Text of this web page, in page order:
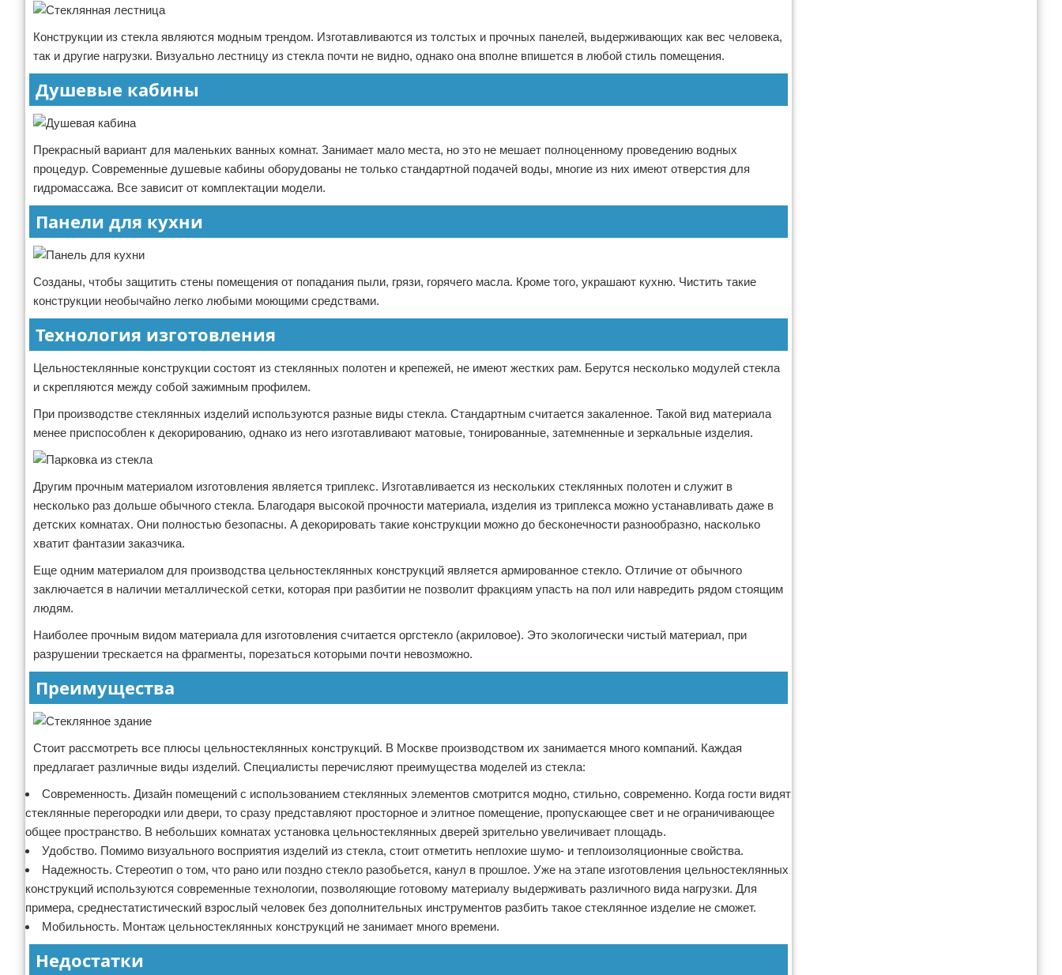
Конструкции из стекла являются модным трендом. Изготавливаются из толстых и прочных панелей, выдерживающих как вес человека,
так и другие нагрузки. Визуально лестницу из стекла почти не видно, однако она вполне впишется в любой стиль помещения.
Душевые кабины
Прекрасный вариант для маленьких ванных комнат. Занимает мало места, но это не мешает полноценному проведению водных
процедур. Современные душевые кабины оборудованы не только стандартной подачей воды, многие из них имеют отверстия для
гидромассажа. Все зависит от комплектации модели.
Панели для кухни
Созданы, чтобы защитить стены помещения от попадания пыли, грязи, горячего масла. Кроме того, украшают кухню. Чистить такие
конструкции необычайно легко любыми моющими средствами.
Технология изготовления
Цельностеклянные конструкции состоят из стеклянных полотен и крепежей, не имеют жестких рам. Берутся несколько модулей стекла
и скрепляются между собой зажимным профилем.
При производстве стеклянных изделий используются разные виды стекла. Стандартным считается закаленное. Такой вид материала
менее приспособлен к декорированию, однако из него изготавливают матовые, тонированные, затемненные и зеркальные изделия.
Другим прочным материалом изготовления является триплекс. Изготавливается из нескольких стеклянных полотен и служит в
несколько раз дольше обычного стекла. Благодаря высокой прочности материала, изделия из триплекса можно устанавливать даже в
детских комнатах. Они полностью безопасны. А декорировать такие конструкции можно до бесконечности разнообразно, насколько
хватит фантазии заказчика.
Еще одним материалом для производства цельностеклянных конструкций является армированное стекло. Отличие от обычного
заключается в наличии металлической сетки, которая при разбитии не позволит фракциям упасть на пол или навредить рядом стоящим
людям.
Наиболее прочным видом материала для изготовления считается оргстекло (акриловое). Это экологически чистый материал, при
разрушении трескается на фрагменты, порезаться которыми почти невозможно.
Преимущества
Стоит рассмотреть все плюсы цельностеклянных конструкций. В Москве производством их занимается много компаний. Каждая
предлагает различные виды изделий. Специалисты перечисляют преимущества моделей из стекла:
Современность. Дизайн помещений с использованием стеклянных элементов смотрится модно, стильно, современно. Когда гости видят
стеклянные перегородки или двери, то сразу представляют просторное и элитное помещение, пропускающее свет и не ограничивающее
общее пространство. В небольших комнатах установка цельностеклянных дверей зрительно увеличивает площадь.
Удобство. Помимо визуального восприятия изделий из стекла, стоит отметить неплохие шумо- и теплоизоляционные свойства.
Надежность. Стереотип о том, что рано или поздно стекло разобьется, канул в прошлое. Уже на этапе изготовления цельностеклянных
конструкций используются современные технологии, позволяющие готовому материалу выдерживать различного вида нагрузки. Для
примера, среднестатистический взрослый человек без дополнительных инструментов разбить такое стеклянное изделие не сможет.
Мобильность. Монтаж цельностеклянных конструкций не занимает много времени.
Недостатки